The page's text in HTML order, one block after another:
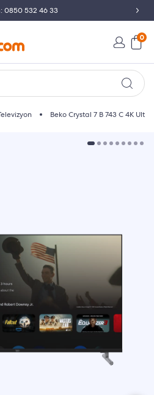
0850 532 46 33
0
Beko Crystal 7 B 743 C 4K